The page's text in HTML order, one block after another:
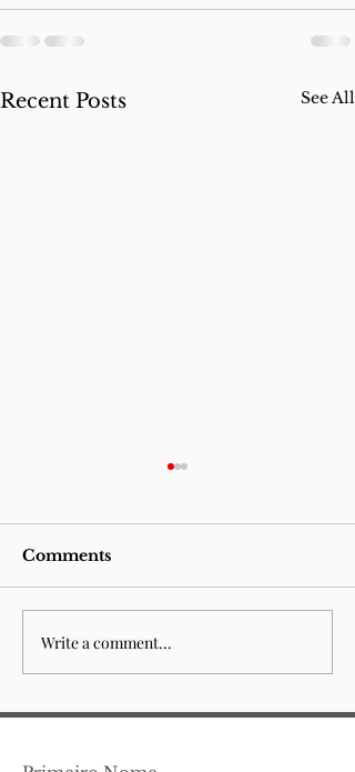
Recent Posts See All
Sempre esteve para
acabar
Comments
Write a comment...